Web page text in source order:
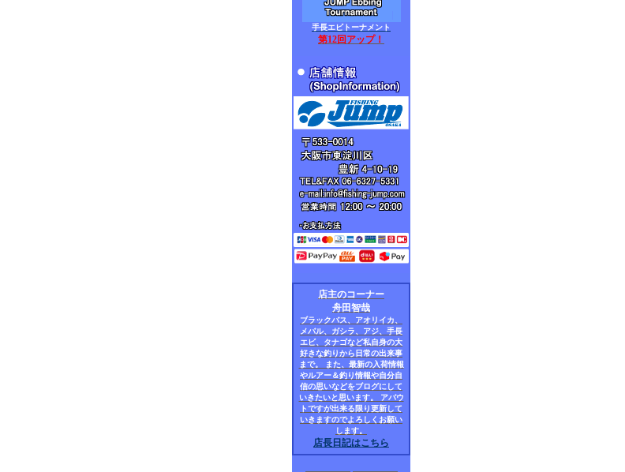
手長エビトーナメント
第12回アップ！
店主のコーナー
舟田智哉
ブラックバス、アオリイカ、
メバル、ガシラ、アジ、手長
エビ、タナゴなど私自身の大
好きな釣りから日常の出来事
まで。 また、最新の入荷情報
やルアー＆釣り情報や自分自
信の思いなどをブログにして
いきたいと思います。 アバウ
トですが出来る限り更新して
いきますのでよろしくお願い
します。
店長日記はこちら